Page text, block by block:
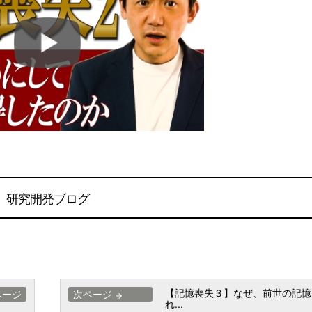
研究開発ブログ
ジ 次ページ arrow_forward
【記憶喪失３】なぜ、前世の記
れ...